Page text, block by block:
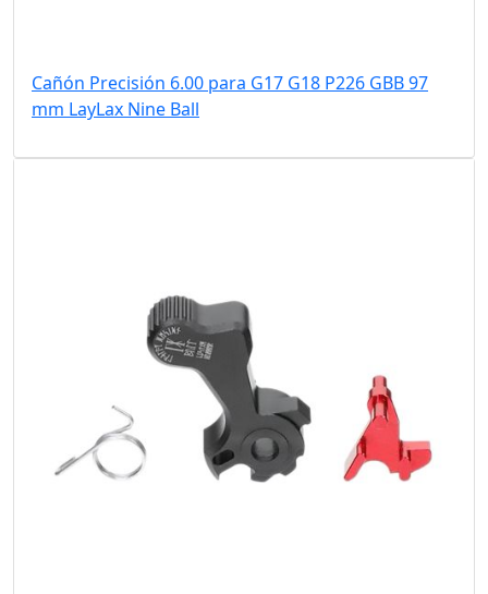
Cañón Precisión 6.00 para G17 G18 P226 GBB 97
mm LayLax Nine Ball